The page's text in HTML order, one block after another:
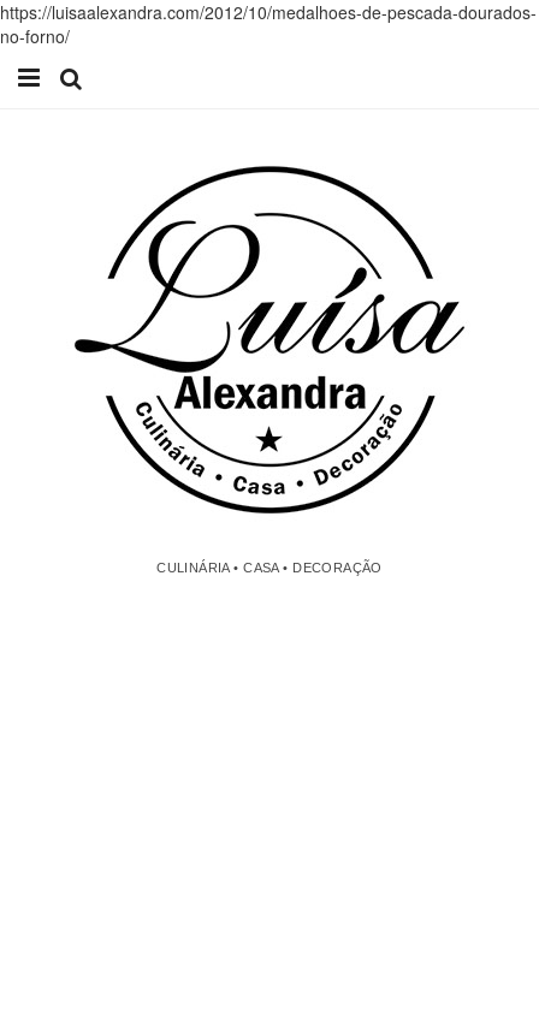
https://luisaalexandra.com/2012/10/medalhoes-de-pescada-dourados-
no-forno/
CULINÁRIA • CASA • DECORAÇÃO